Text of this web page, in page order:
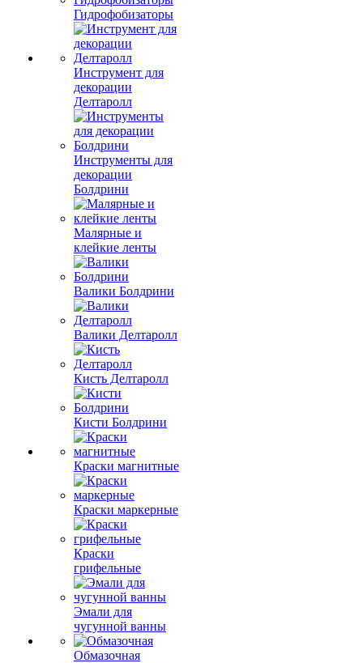
Гидрофобизаторы
Инструмент для
декорации
Делтаролл
Инструменты для
декорации
Болдрини
Малярные и
клейкие ленты
Валики Болдрини
Валики Делтаролл
Кисть Делтаролл
Кисти Болдрини
Краски магнитные
Краски маркерные
Краски
грифельные
Эмали для
чугунной ванны
Обмазочная